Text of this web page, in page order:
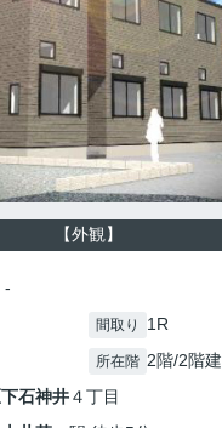
【外観】
-
間取り 1R
所在階 2階/2階建
下石神井４丁目